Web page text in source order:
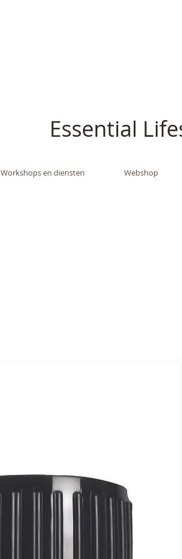
Essential
Workshops en diensten Webshop